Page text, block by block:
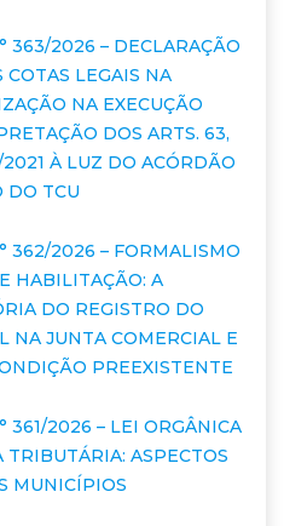
2026 – DECLARAÇÃO
LEGAIS NA
NA EXECUÇÃO
DOS ARTS. 63,
À LUZ DO ACÓRDÃO
DO TCU
2026 – FORMALISMO
HABILITAÇÃO: A
DO REGISTRO DO
NA JUNTA COMERCIAL E
PREEXISTENTE
2026 – LEI ORGÂNICA
ASPECTOS
MUNICÍPIOS